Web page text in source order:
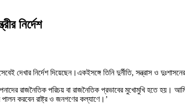
নির্দেশ
দেখার নির্দেশ দিয়েছেন।একইসঙ্গে তিনি দুর্নীতি, সন্ত্রাস ও
রাজনৈতিক পরিচয় বা রাজনৈতিক প্রভাবের মুখোমুখি হতে হয়।
করবেন রাষ্ট্র ও জনগণের কল্যাণে।’